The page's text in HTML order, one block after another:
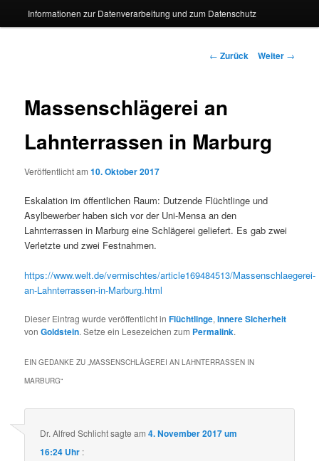
Informationen zur Datenverarbeitung und zum Datenschutz
Beitragsnavigation
← Zurück Weiter →
Massenschlägerei an
Lahnterrassen in Marburg
Veröffentlicht am10. Oktober 2017
Eskalation im öffentlichen Raum: Dutzende Flüchtlinge und
Asylbewerber haben sich vor der Uni-Mensa an den
Lahnterrassen in Marburg eine Schlägerei geliefert. Es gab zwei
Verletzte und zwei Festnahmen.
https://www.welt.de/vermischtes/article169484513/Massenschlaegerei-
an-Lahnterrassen-in-Marburg.html
Dieser Eintrag wurde veröffentlicht inFlüchtlinge,Innere Sicherheit
vonGoldstein. Setze ein Lesezeichen zum Permalink.
EIN GEDANKE ZU „MASSENSCHLÄGEREI AN LAHNTERRASSEN IN
MARBURG“
Dr. Alfred Schlichtsagte am4. November 2017 um
16:24 Uhr :